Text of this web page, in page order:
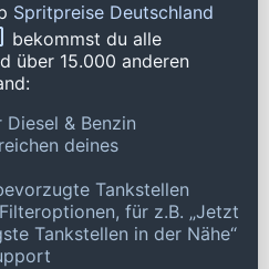
Spritpreise Deutschland
bekommst du alle
über 15.000 anderen
& Benzin
deines
Tankstellen
für z.B. „Jetzt
Tankstellen in der Nähe“